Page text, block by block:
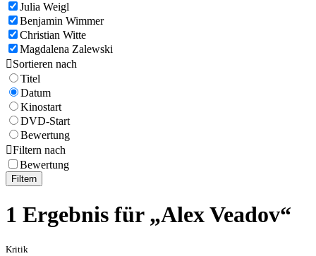
Julia Weigl
Benjamin Wimmer
Christian Witte
Magdalena Zalewski
Sortieren nach
Titel
Datum
Kinostart
DVD-Start
Bewertung
Filtern nach
Bewertung
Filtern
1 Ergebnis für „Alex Veadov“
Kritik